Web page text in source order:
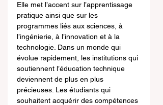
Elle met l’accent sur l’apprentissage
pratique ainsi que sur les
programmes liés aux sciences, à
l’ingénierie, à l’innovation et à la
technologie. Dans un monde qui
évolue rapidement, les institutions qui
soutiennent l’éducation technique
deviennent de plus en plus
précieuses. Les étudiants qui
souhaitent acquérir des compétences